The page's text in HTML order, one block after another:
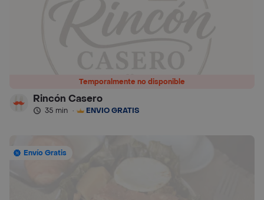
Temporalmente no disponible
Rincón Casero
35 min · ENVÍO GRATIS
Envío Gratis